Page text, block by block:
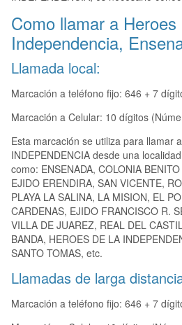
Como llamar a
Independencia,
Llamada local:
Marcación a teléfono fijo: 646 + 7
Marcación a Celular: 10 dígitos
Esta marcación se utiliza para llamar
INDEPENDENCIA desde una
como: ENSENADA, COLONIA
EJIDO ERENDIRA, SAN VICENTE,
PLAYA LA SALINA, LA MISION, EL
CARDENAS, EJIDO FRANCISCO R.
VILLA DE JUAREZ, REAL DEL
BANDA, HEROES DE LA
SANTO TOMAS, etc.
Llamadas de larga
Marcación a teléfono fijo: 646 + 7